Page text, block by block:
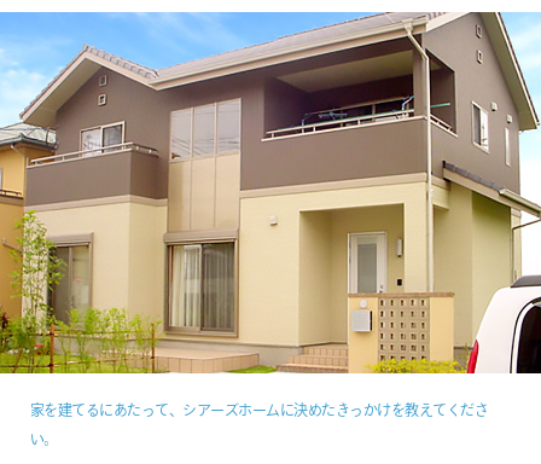
建売情報
資料請求
会員限定コンテンツ
プライバシーポリシー
サイトマップ
家を建てるにあたって、シアーズホームに決めたきっかけを教えてくださ
い。